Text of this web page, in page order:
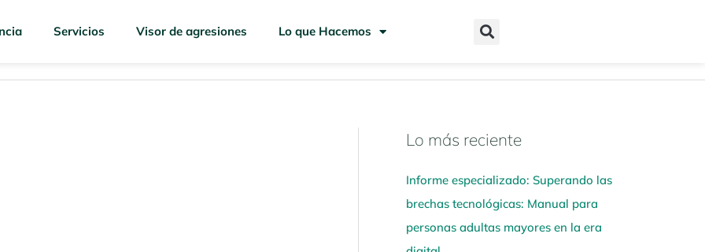
Servicios Visor de agresiones Lo que Hacemos
Lo más reciente
Informe especializado: Superando las
brechas tecnológicas: Manual para
personas adultas mayores en la era
N
v
e
g